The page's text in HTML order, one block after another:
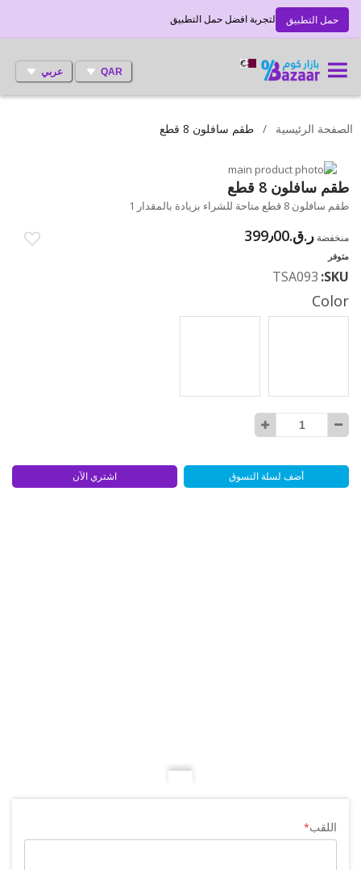
حمل التطبيق لتجربة افضل حمل التطبيق
QAR عربي
الصفحة الرئيسية طقم سافلون 8 قطع
انتقل
إلى
النهاية
معرض
الصور
تخطي
إلى
بداية
معرض
طقم سافلون 8 قطع
طقم سافلون 8 قطع متاحة للشراء بزيادة بالمقدار 1
منخفضة ر.ق.‏399٫00
متوفر
SKU
TSA093
Color
أضف لسلة التسوق اشتري الآن
اللقب